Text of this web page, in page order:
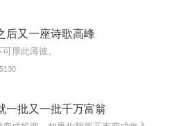
后又一座诗歌高峰
厚此薄彼。
5130
一批又一批千万富翁